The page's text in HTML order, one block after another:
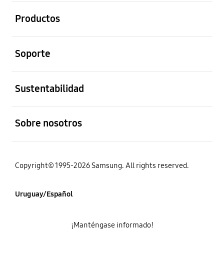
Productos
Soporte
Sustentabilidad
Sobre nosotros
Copyright© 1995-2026 Samsung. All rights reserved.
Uruguay/Español
¡Manténgase informado!